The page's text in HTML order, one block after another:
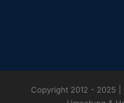
Copyright 2012 - 2025 |